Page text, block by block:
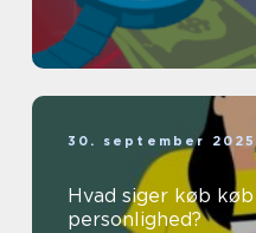
30. september 2025
Hvad siger køb
personlighed?